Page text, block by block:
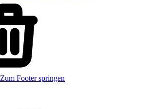
Zum Footer springen